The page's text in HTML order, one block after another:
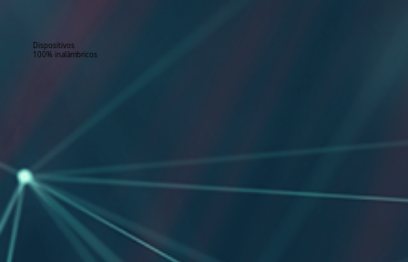
Dispositivos
100% inalámbricos